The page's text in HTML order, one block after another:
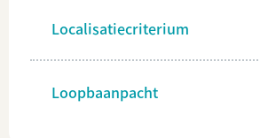
Localisatiecriterium
Loopbaanpacht